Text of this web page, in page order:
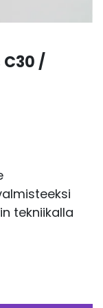
/
tekniikalla